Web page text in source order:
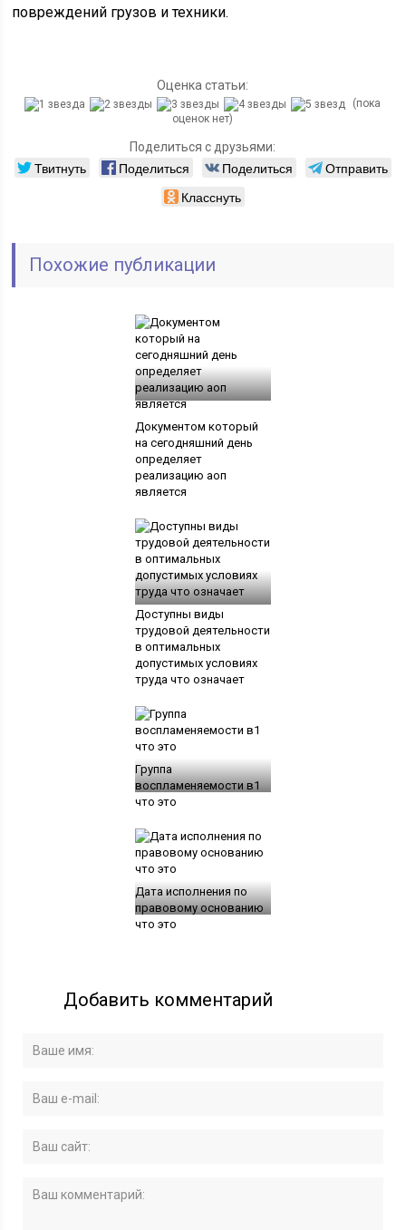
повреждений грузов и техники.
Оценка статьи:
(пока
оценок нет)
Поделиться с друзьями:
Твитнуть Поделиться Поделиться
Отправить
Класснуть
Похожие публикации
Документом который
на сегодняшний день
определяет
реализацию аоп
является
Доступны виды
трудовой деятельности
в оптимальных
допустимых условиях
труда что означает
Группа
воспламеняемости в1
что это
Дата исполнения по
правовому основанию
что это
Добавить комментарий